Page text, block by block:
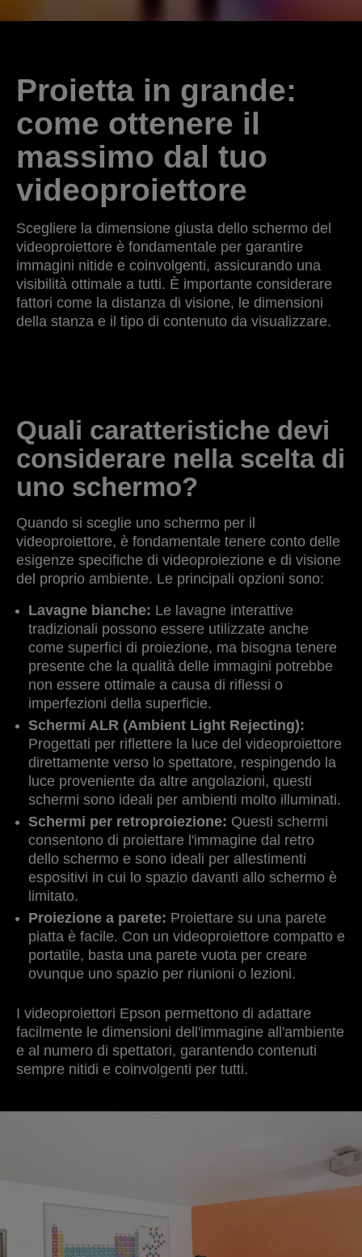
Proietta in grande:
come ottenere il
massimo dal tuo
videoproiettore
Scegliere la dimensione giusta dello schermo del
videoproiettore è fondamentale per garantire
immagini nitide e coinvolgenti, assicurando una
visibilità ottimale a tutti. È importante considerare
fattori come la distanza di visione, le dimensioni
della stanza e il tipo di contenuto da visualizzare.
Quali caratteristiche devi
considerare nella scelta di
uno schermo?
Quando si sceglie uno schermo per il
videoproiettore, è fondamentale tenere conto delle
esigenze specifiche di videoproiezione e di visione
del proprio ambiente. Le principali opzioni sono:
Lavagne bianche: Le lavagne interattive
tradizionali possono essere utilizzate anche
come superfici di proiezione, ma bisogna tenere
presente che la qualità delle immagini potrebbe
non essere ottimale a causa di riflessi o
imperfezioni della superficie.
Schermi ALR (Ambient Light Rejecting):
Progettati per riflettere la luce del videoproiettore
direttamente verso lo spettatore, respingendo la
luce proveniente da altre angolazioni, questi
schermi sono ideali per ambienti molto illuminati.
Schermi per retroproiezione: Questi schermi
consentono di proiettare l'immagine dal retro
dello schermo e sono ideali per allestimenti
espositivi in cui lo spazio davanti allo schermo è
limitato.
Proiezione a parete: Proiettare su una parete
piatta è facile. Con un videoproiettore compatto e
portatile, basta una parete vuota per creare
ovunque uno spazio per riunioni o lezioni.
I videoproiettori Epson permettono di adattare
facilmente le dimensioni dell'immagine all'ambiente
e al numero di spettatori, garantendo contenuti
sempre nitidi e coinvolgenti per tutti.